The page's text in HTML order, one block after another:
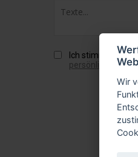
Ich stimme mit
persönlichen
Wir